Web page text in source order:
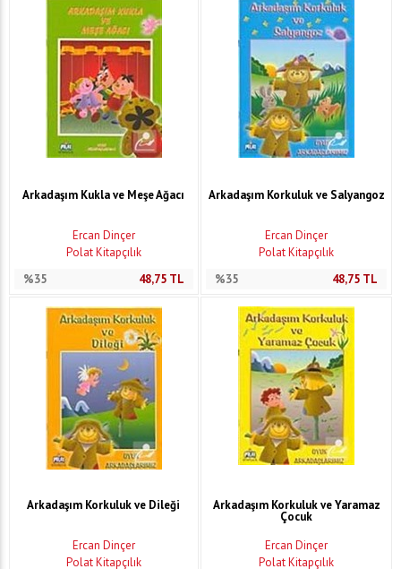
Arkadaşım Kukla ve Meşe Ağacı
Ercan Dinçer
Polat Kitapçılık
%35
48,75TL
Arkadaşım Korkuluk ve Salyangoz
Ercan Dinçer
Polat Kitapçılık
%35
48,75 TL
Arkadaşım Korkuluk ve Dileği
Ercan Dinçer
Polat Kitapçılık
Arkadaşım Korkuluk ve Yaramaz
Çocuk
Ercan Dinçer
Polat Kitapçılık